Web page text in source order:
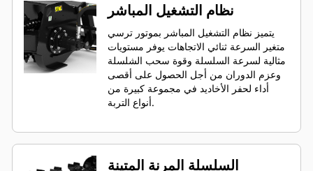
نظام التشغيل المباشر
يتميز نظام التشغيل المباشر بموتور ترسي
متغير السرعة ثنائي الاتجاهات يوفر مستويات
مثالية لسرعة السلسلة وقوة سحب الشلسلة
وعزم الدوران من أجل الحصول على أقصى
أداء لحفر الأخاديد في مجموعة كبيرة من
أنواع التربة.
السلسلة المرنة المتينة